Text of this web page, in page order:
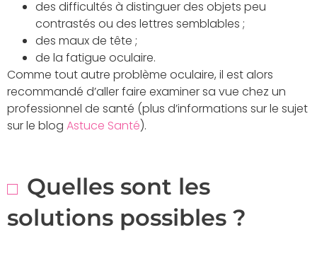
des difficultés à distinguer des objets peu
contrastés ou des lettres semblables ;
des maux de tête ;
de la fatigue oculaire.
Comme tout autre problème oculaire, il est alors
recommandé d’aller faire examiner sa vue chez un
professionnel de santé (plus d’informations sur le sujet
sur le blog Astuce Santé).
Quelles sont les
solutions possibles ?